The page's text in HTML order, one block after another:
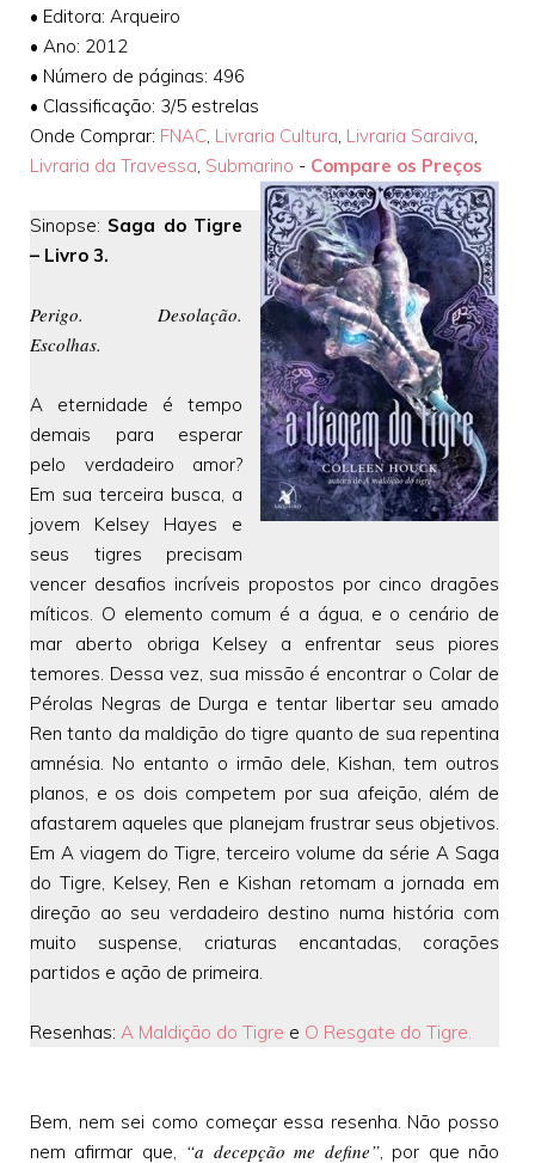
• Editora: Arqueiro
• Ano: 2012
• Número de páginas: 496
• Classificação: 3/5 estrelas
Onde Comprar: FNAC, Livraria Cultura, Livraria Saraiva,
Livraria da Travessa, Submarino - Compare os Preços
Sinopse: Saga do Tigre
– Livro 3.
Perigo. Desolação.
Escolhas.
A eternidade é tempo
demais para esperar
pelo verdadeiro amor?
Em sua terceira busca, a
jovem Kelsey Hayes e
seus tigres precisam
vencer desafios incríveis propostos por cinco dragões
míticos. O elemento comum é a água, e o cenário de
mar aberto obriga Kelsey a enfrentar seus piores
temores. Dessa vez, sua missão é encontrar o Colar de
Pérolas Negras de Durga e tentar libertar seu amado
Ren tanto da maldição do tigre quanto de sua repentina
amnésia. No entanto o irmão dele, Kishan, tem outros
planos, e os dois competem por sua afeição, além de
afastarem aqueles que planejam frustrar seus objetivos.
Em A viagem do Tigre, terceiro volume da série A Saga
do Tigre, Kelsey, Ren e Kishan retomam a jornada em
direção ao seu verdadeiro destino numa história com
muito suspense, criaturas encantadas, corações
partidos e ação de primeira.
Resenhas: A Maldição do Tigre e O Resgate do Tigre.
Bem, nem sei como começar essa resenha. Não posso
nem afirmar que, “a decepção me define”, por que não